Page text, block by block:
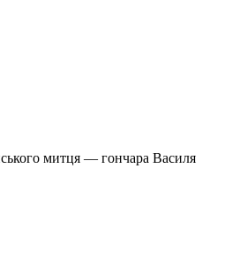
митця — гончара Василя